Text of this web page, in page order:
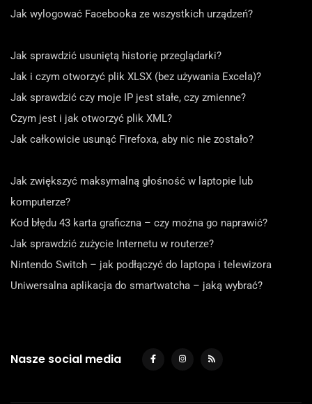
Jak wylogować Facebooka ze wszystkich urządzeń?
Jak sprawdzić usuniętą historię przeglądarki?
Jak i czym otworzyć plik XLSX (bez używania Excela)?
Jak sprawdzić czy moje IP jest stałe, czy zmienne?
Czym jest i jak otworzyć plik XML?
Jak całkowicie usunąć Firefoxa, aby nic nie zostało?
Jak zwiększyć maksymalną głośność w laptopie lub
komputerze?
Kod błędu 43 karta graficzna – czy można go naprawić?
Jak sprawdzić zużycie Internetu w routerze?
Nintendo Switch – jak podłączyć do laptopa i telewizora
Uniwersalna aplikacja do smartwatcha – jaką wybrać?
Nasze social media